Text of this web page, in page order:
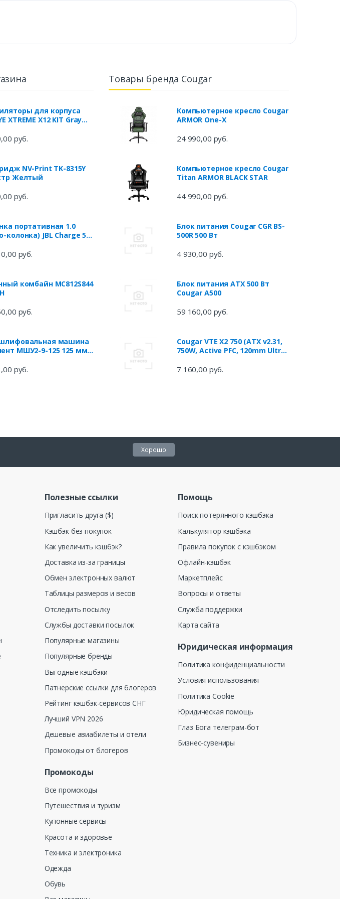
для корпуса
XTREME X12 KIT Gray
руб.
NV-Print TK-8315Y
Желтый
руб.
портативная 1.0
колонка) JBL Charge 5
руб.
комбайн MC812S844
руб.
машина
МШУ2-9-125 125 мм
руб.
Товары бренда Cougar
Компьютерное кресло Cougar
ARMOR One-X
24 990,00 руб.
Компьютерное кресло Cougar
Titan ARMOR BLACK STAR
44 990,00 руб.
Блок питания Cougar CGR BS-
500R 500 Вт
4 930,00 руб.
Блок питания ATX 500 Вт
Cougar A500
59 160,00 руб.
Cougar VTE X2 750 (ATX v2.31,
750W, Active PFC, 120mm Ultra-
80 Plus Bronze, Japanese
7 160,00 руб.
Хорошо
Полезные ссылки
Пригласить друга ($)
Кэшбэк без покупок
Как увеличить кэшбэк?
Доставка из-за границы
Обмен электронных валют
Таблицы размеров и весов
Отследить посылку
Службы доставки посылок
Популярные магазины
Популярные бренды
Выгодные кэшбэки
Патнерские ссылки для блогеров
Рейтинг кэшбэк-сервисов СНГ
Лучший VPN 2026
Дешевые авиабилеты и отели
Промокоды от блогеров
Промокоды
Все промокоды
Путешествия и туризм
Купонные сервисы
Красота и здоровье
Техника и электроника
Одежда
Обувь
Помощь
Поиск потерянного кэшбэка
Калькулятор кэшбэка
Правила покупок с кэшбэком
Офлайн-кэшбэк
Маркетплейс
Вопросы и ответы
Служба поддержки
Карта сайта
Юридическая информация
Политика конфиденциальности
Условия использования
Политика Cookie
Юридическая помощь
Глаз Бога телеграм-бот
Бизнес-сувениры